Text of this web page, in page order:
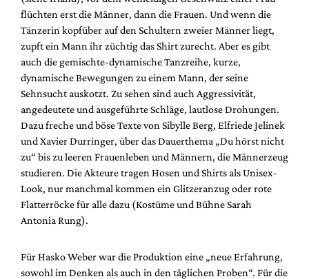
flüchten erst die Männer, dann die Frauen. Und wenn die
Tänzerin kopfüber auf den Schultern zweier Männer liegt,
zupft ein Mann ihr züchtig das Shirt zurecht. Aber es gibt
auch die gemischte-dynamische Tanzreihe, kurze,
dynamische Bewegungen zu einem Mann, der seine
Sehnsucht auskotzt. Zu sehen sind auch Aggressivität,
angedeutete und ausgeführte Schläge, lautlose Drohungen.
Dazu freche und böse Texte von Sibylle Berg, Elfriede Jelinek
und Xavier Durringer, über das Dauerthema „Du hörst nicht
zu“ bis zu leeren Frauenleben und Männern, die Männerzeug
studieren. Die Akteure tragen Hosen und Shirts als Unisex-
Look, nur manchmal kommen ein Glitzeranzug oder rote
Flatterröcke für alle dazu (Kostüme und Bühne Sarah
Antonia Rung).
Für Hasko Weber war die Produktion eine „neue Erfahrung,
sowohl im Denken als auch in den täglichen Proben“. Für die